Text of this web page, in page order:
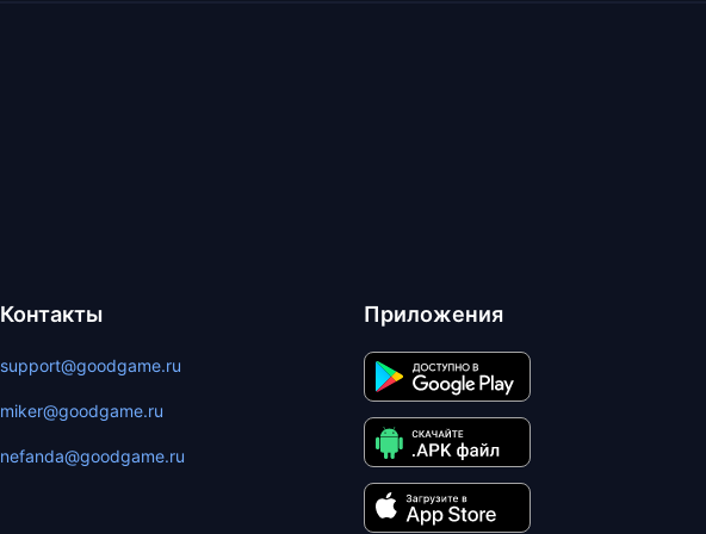
Контакты
support@goodgame.ru
miker@goodgame.ru
nefanda@goodgame.ru
Приложения